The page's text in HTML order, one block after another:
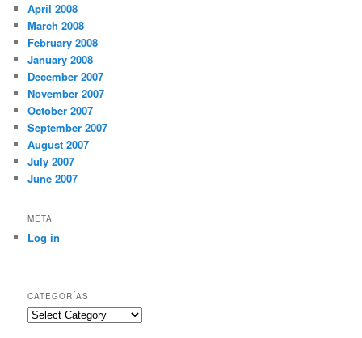
April 2008
March 2008
February 2008
January 2008
December 2007
November 2007
October 2007
September 2007
August 2007
July 2007
June 2007
META
Log in
CATEGORÍAS
Categorías